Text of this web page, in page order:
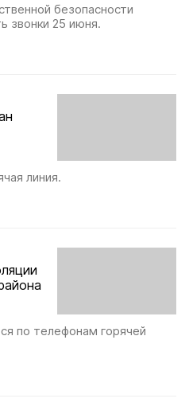
безопасности
звонки 25 июня.
линия.
по телефонам горячей